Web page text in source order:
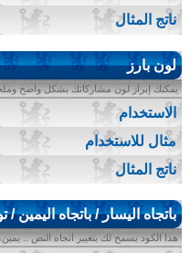
ناتج المثال
لون بارز
يمكنك إبراز لون مشاركاتك بشكل واضح
الاستخدام
مثال للاستخدام
ناتج المثال
باتجاه اليسار / باتجاه اليمين
هذا الكود يسمح لك بتغيير اتجاه النص ..